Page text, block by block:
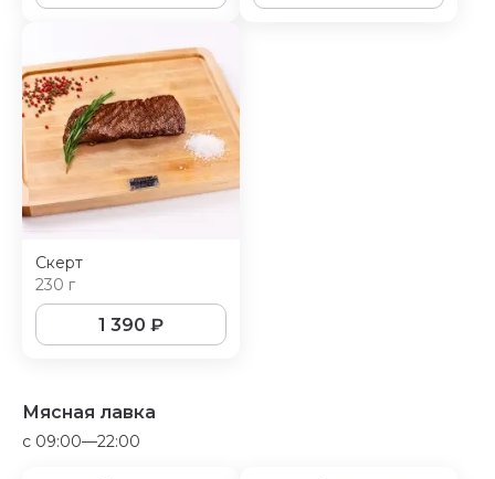
Скерт
230 г
1 390 ₽
Мясная лавка
c 09:00—22:00